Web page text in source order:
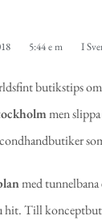
5:44 e m I
butikstips
men
med
hit. Till